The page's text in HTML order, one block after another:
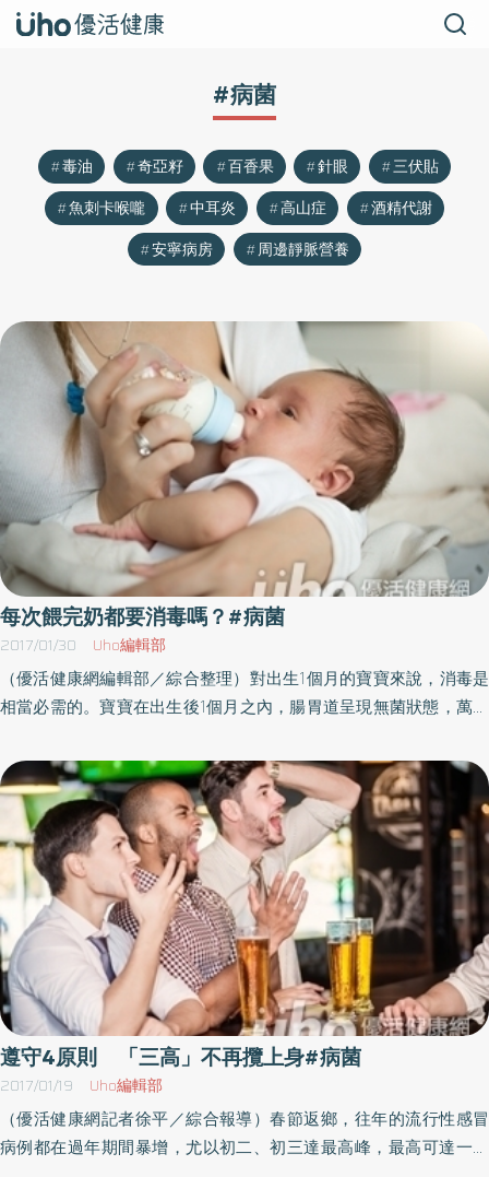
#病菌
毒油 奇亞籽 百香果 針眼
三伏貼
魚刺卡喉嚨
中耳炎 高山症
酒精代謝
安寧病房
周邊靜脈營養
每次餵完奶都要消毒嗎？#病菌
2017/01/30 Uho編輯部
（優活健康網編輯部／綜合整理）對出生1個月的寶寶來說，消毒是
相當必需的。寶寶在出生後1個月之內，腸胃道呈現無菌狀態，萬一
腸道益菌之後，只要用自來水清洗即可。每次餵完奶應馬上清洗奶
瓶為了避免寶寶生病，我建議你最好在每次餵完奶就馬上清洗或消
毒奶瓶，以防配方奶滋生細菌。你可以把水放入奶瓶中，然後再分
別清洗奶嘴及奶瓶，使用刷子輔助，確保瓶中不會留下任何殘留
物。4種消毒奶瓶的方法清洗奶嘴的時候，要先用清水沖乾淨，並把
奶嘴翻轉過來，確定奶嘴孔沒有堵住，然後再用下面的方法來消毒
奶瓶和奶嘴。1） 煮沸法／把奶瓶及奶嘴等放在一個大的鍋子裡，
裝滿水後煮10分鐘即可。2） 消毒藥片或是消毒水法／把餵食器具
放在一個大的容器中，裝滿水，然後放入消毒藥片或是消毒水，放
置30分鐘。3） 蒸鍋消毒法／利用水蒸氣來消毒餵食器具的的電
器，每次使用約花10分鐘。4） 微波爐消毒法／使用一種特別的消
毒器皿，可以放進微波爐中使用，每次約花費5分鐘，使用前要先確
認你的奶嘴及奶瓶是否可以放進微波爐，使用時要把奶嘴和瓶身分
離。寶寶出遊時 直接換奶嘴可防細菌清楚了奶瓶及奶嘴的選擇及
清洗之後，我提供你一個小訣竅，因為一般奶嘴比較容易咬壞，所
遵守4原則 「三高」不再攬上身#病菌
2017/01/19 Uho編輯部
（優活健康網記者徐平／綜合報導）春節返鄉，往年的流行性感冒
病例都在過年期間暴增，尤以初二、初三達最高峰，最高可達一日